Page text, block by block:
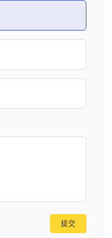
提交